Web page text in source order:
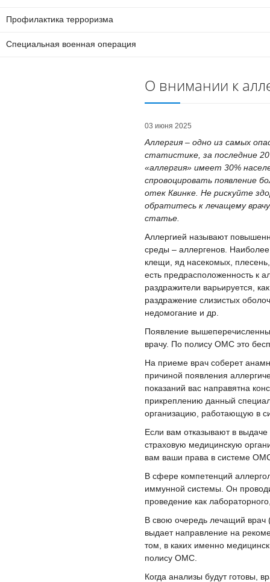
Профилактика терроризма
Специальная военная операция
О внимании к
03 июня 2025
Аллергия – одно из самых
статистике, за последние
«аллергия» имеет 30%
спровоцировать появление
отек Квинке. Не рискуйте
обратитесь к лечащему
статье.
Аллергией называют
среды – аллергенов.
клещи, яд насекомых,
есть предрасположенность к
раздражители варьируется,
раздражение слизистых
недомогание и др.
Появление
врачу. По полису ОМС это
На приеме врач соберет
причиной появления
показаний вас направятна
прикреплению данный
организацию, работающую в
Если вам отказывают в
страховую медицинскую
вам ваши права в системе
В сфере компетенций
иммунной системы. Он
проведение как
В свою очередь лечащий врач
выдает направление на
том, в каких именно
полису ОМС.
Когда анализы будут готовы,